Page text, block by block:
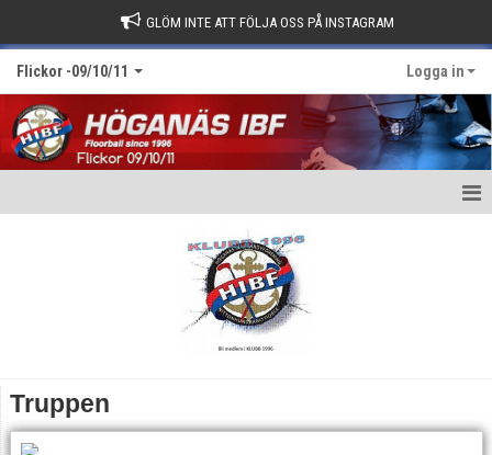
GLÖM INTE ATT FÖLJA OSS PÅ INSTAGRAM
Flickor -09/10/11 Logga in
Kalender
Truppen